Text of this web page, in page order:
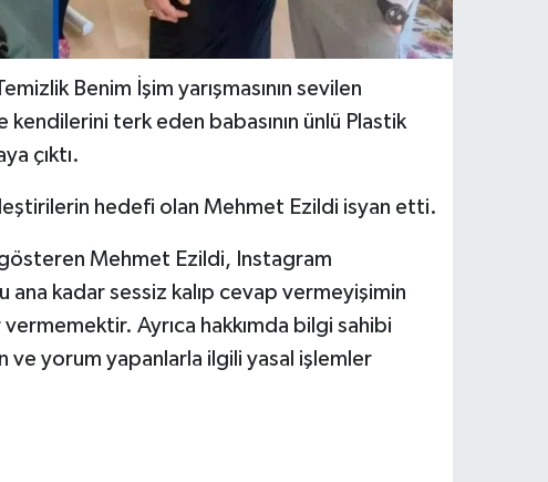
Benim İşim yarışmasının sevilen
kendilerini terk eden babasının ünlü Plastik
çıktı.
hedefi olan Mehmet Ezildi isyan etti.
Mehmet Ezildi, Instagram
ana kadar sessiz kalıp cevap vermeyişimin
Ayrıca hakkımda bilgi sahibi
ve yorum yapanlarla ilgili yasal işlemler